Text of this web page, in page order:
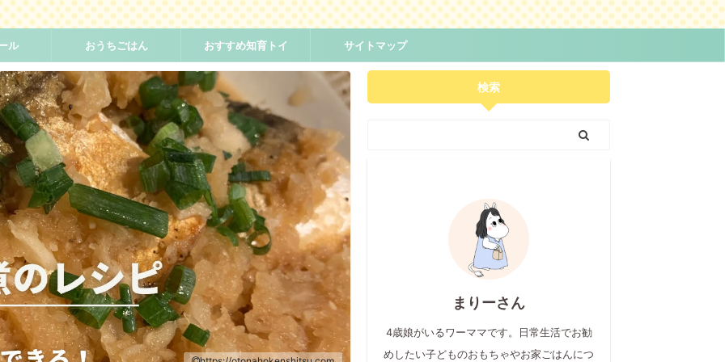
ル おうちごはん おすすめ知育トイ サイトマップ
検索
まりーさん
4歳娘がいるワーママです。日常生活でお勧
めしたい子どものおもちゃやお家ごはんにつ